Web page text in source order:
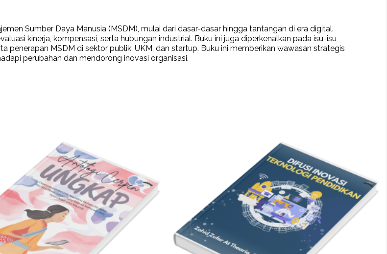
Sumber Daya Manusia (MSDM), mulai dari dasar-dasar hingga tantangan di era digital.
kinerja, kompensasi, serta hubungan industrial. Buku ini juga diperkenalkan pada isu-isu
penerapan MSDM di sektor publik, UKM, dan startup. Buku ini memberikan wawasan strategis
perubahan dan mendorong inovasi organisasi.